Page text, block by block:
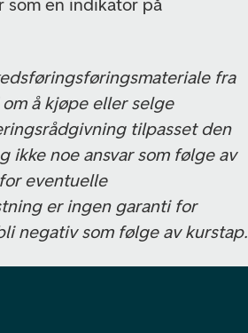
en indikator på
fra
å kjøpe eller selge
tilpasset den
ikke noe ansvar som følge av
eventuelle
er ingen garanti for
negativ som følge av kurstap.